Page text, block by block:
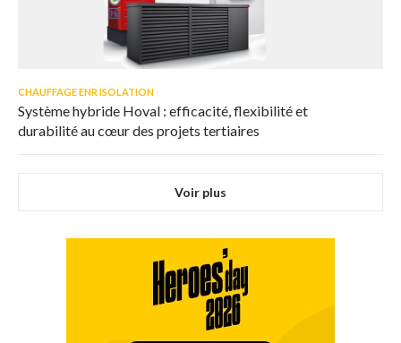
CHAUFFAGE ENR ISOLATION
Système hybride Hoval : efficacité, flexibilité et
durabilité au cœur des projets tertiaires
Voir plus